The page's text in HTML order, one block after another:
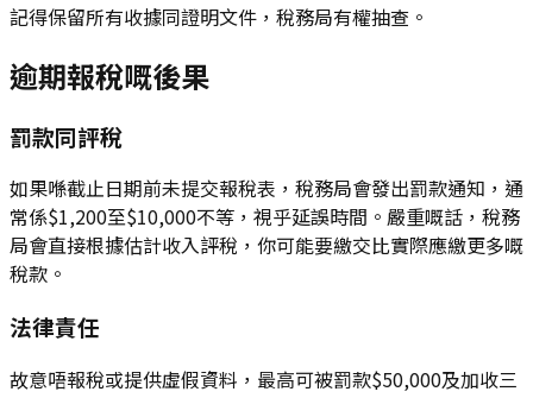
記得保留所有收據同證明文件，稅務局有權抽查。
逾期報稅嘅後果
罰款同評稅
如果喺截止日期前未提交報稅表，稅務局會發出罰款通知，通
常係$1,200至$10,000不等，視乎延誤時間。嚴重嘅話，稅務
局會直接根據估計收入評稅，你可能要繳交比實際應繳更多嘅
稅款。
法律責任
故意唔報稅或提供虛假資料，最高可被罰款$50,000及加收三